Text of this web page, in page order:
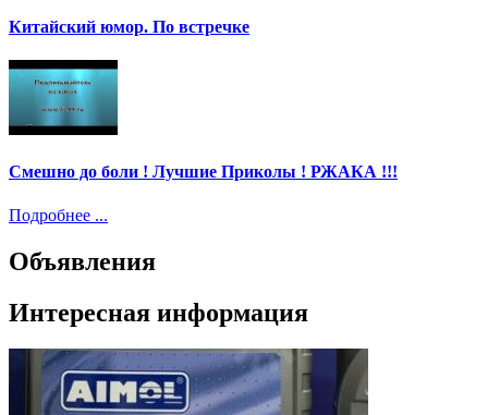
Китайский юмор. По встречке
Смешно до боли ! Лучшие Приколы ! РЖАКА !!!
Подробнее ...
Объявления
Интересная информация